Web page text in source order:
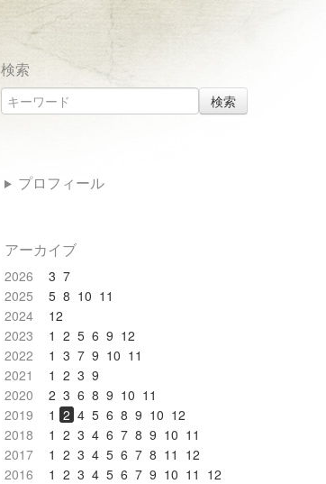
検索
検索
プロフィール
アーカイブ
2026 3 7
2025
5 8 10 11
2024
12
2023
1 2 5 6 9 12
2022
1 3 7 9 10 11
2021
1 2 3 9
2020
2 3 6 8 9 10 11
2019
1 2 4 5 6 8 9 10 12
2018
1 2 3 4 6 7 8 9 10 11
2017
1 2 3 4 5 6 7 8 11 12
2016
1 2 3 4 5 6 7 9 10 11 12